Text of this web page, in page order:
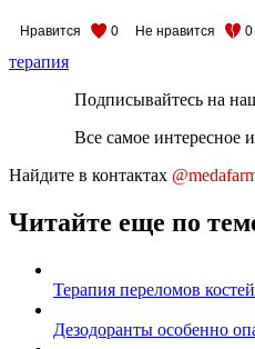
Нравится 0 Не нравится 0
терапия
Подписывайтесь на
Все самое интересное
Найдите в контактах
Читайте еще по
Терапия переломов
Дезодоранты особенно